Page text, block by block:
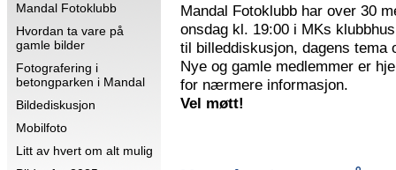
Mandal Fotoklubb
Hvordan ta vare på
gamle bilder
Fotografering i
betongparken i Mandal
Bildediskusjon
Mobilfoto
Litt av hvert om alt mulig
Mandal Fotoklubb har over 30
onsdag kl. 19:00 i MKs
til billeddiskusjon, dagens
Nye og gamle medlemmer er
for nærmere informasjon.
Vel møtt!